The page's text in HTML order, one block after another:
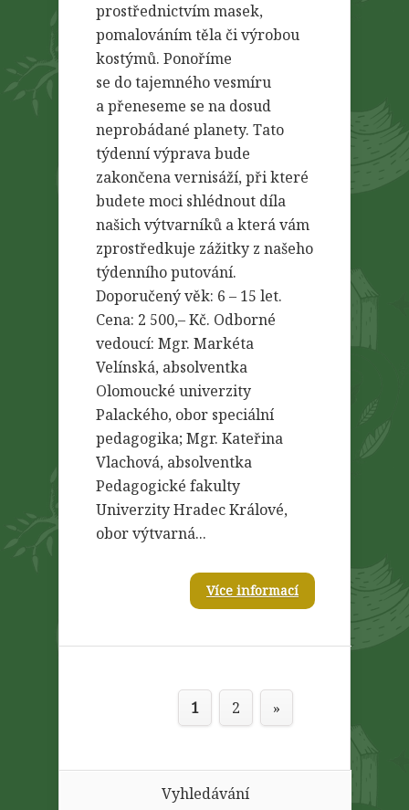
prostřednictvím masek,
pomalováním těla či výrobou
kostýmů. Ponoříme
se do tajemného vesmíru
a přeneseme se na dosud
neprobádané planety. Tato
týdenní výprava bude
zakončena vernisáží, při které
budete moci shlédnout díla
našich výtvarníků a která vám
zprostředkuje zážitky z našeho
týdenního putování.
Doporučený věk: 6 – 15 let.
Cena: 2 500,– Kč. Odborné
vedoucí: Mgr. Markéta
Velínská, absolventka
Olomoucké univerzity
Palackého, obor speciální
pedagogika; Mgr. Kateřina
Vlachová, absolventka
Pedagogické fakulty
Univerzity Hradec Králové,
obor výtvarná...
Více informací
1 2 »
Vyhledávání